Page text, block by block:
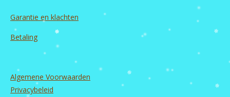
Garantie en klachten
Betaling
Algemene Voorwaarden
Privacybeleid